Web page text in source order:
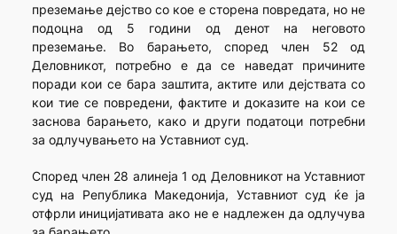
преземање дејство со кое е сторена повредата, но не
подоцна од 5 години од денот на неговото
преземање. Во барањето, според член 52 од
Деловникот, потребно е да се наведат причините
поради кои се бара заштита, актите или дејствата со
кои тие се повредени, фактите и доказите на кои се
заснова барањето, како и други податоци потребни
за одлучувањето на Уставниот суд.
Според член 28 алинеја 1 од Деловникот на Уставниот
суд на Република Македонија, Уставниот суд ќе ја
отфрли иницијативата ако не е надлежен да одлучува